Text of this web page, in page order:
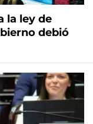
la ley de
debió